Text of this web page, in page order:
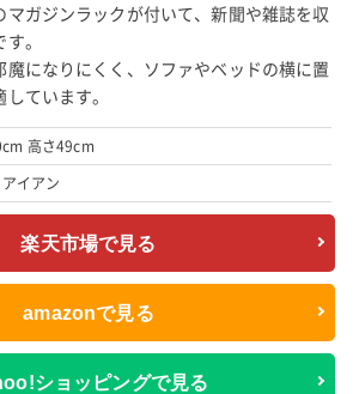
ガジンラックが付いて、新聞や雑誌を収
。
魔になりにくく、ソファやベッドの横に置
ています。
高さ49cm
イアン
楽天市場で見る
amazonで見る
ショッピングで見る